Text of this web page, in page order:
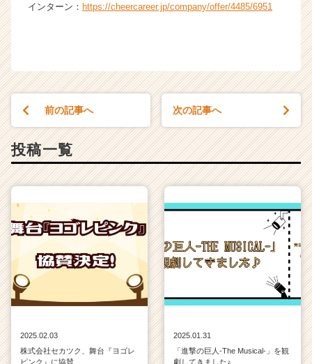
インターン： https://cheercareer.jp/company/offer/4485/6951
前の記事へ 次の記事へ
投稿一覧
2025.02.03
株式会社セカツク、舞台『ヨゴレ
ピンク』に協賛
2025.01.31
「進撃の巨人-The Musical-」を観
劇してきました♪